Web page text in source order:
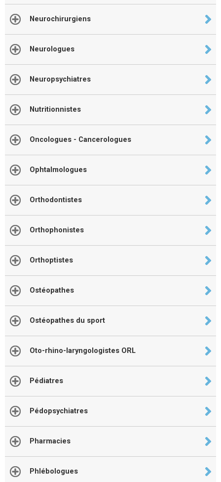
Neurochirurgiens
Neurologues
Neuropsychiatres
Nutritionnistes
Oncologues - Cancerologues
Ophtalmologues
Orthodontistes
Orthophonistes
Orthoptistes
Ostéopathes
Ostéopathes du sport
Oto-rhino-laryngologistes ORL
Pédiatres
Pédopsychiatres
Pharmacies
Phlébologues